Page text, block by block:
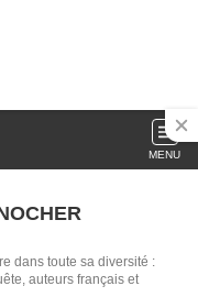
MENU
dans toute sa diversité :
auteurs français et